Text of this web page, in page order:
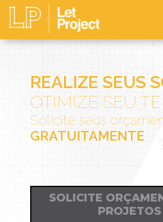
REALIZE SEUS
OTIMIZE SEU
Solicite seus
GRATUITAMENTE
SOLICITE
PROJETOS